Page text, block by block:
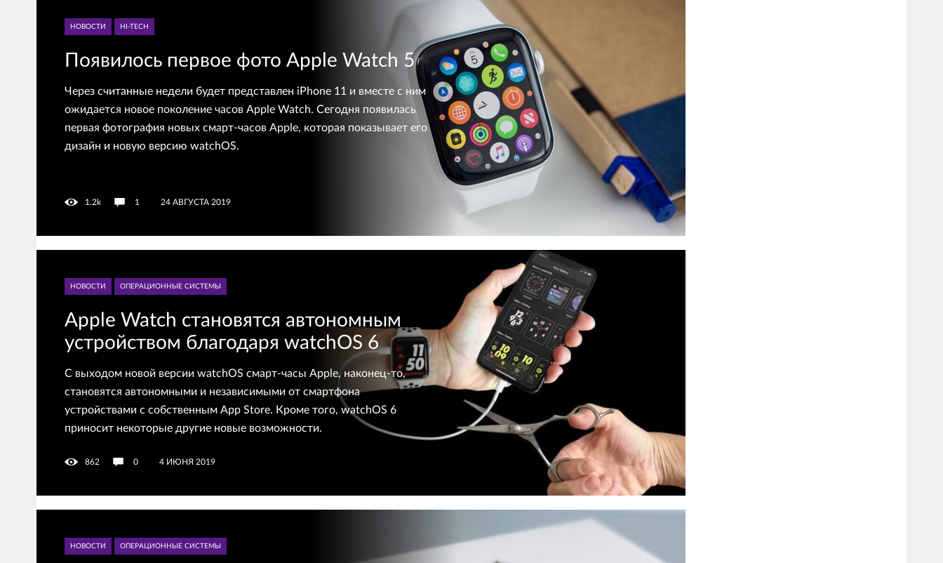
НОВОСТИ HI-TECH
Появилось первое фото Apple Watch 5
Через считанные недели будет представлен iPhone 11 и вместе с ним
ожидается новое поколение часов Apple Watch. Сегодня появилась
первая фотография новых смарт-часов Apple, которая показывает его
дизайн и новую версию watchOS.
1.2k 1 24 АВГУСТА 2019
НОВОСТИ ОПЕРАЦИОННЫЕ СИСТЕМЫ
Apple Watch становятся автономным
устройством благодаря watchOS 6
C выходом новой версии watchOS смарт-часы Apple, наконец-то,
становятся автономными и независимыми от смартфона
устройствами с собственным App Store. Кроме того, watchOS 6
приносит некоторые другие новые возможности.
862 0 4 ИЮНЯ 2019
НОВОСТИ ОПЕРАЦИОННЫЕ СИСТЕМЫ